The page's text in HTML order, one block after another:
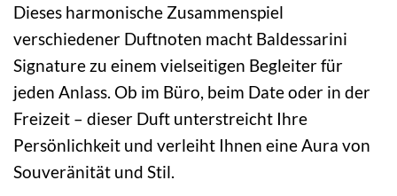
Dieses harmonische Zusammenspiel
verschiedener Duftnoten macht Baldessarini
Signature zu einem vielseitigen Begleiter für
jeden Anlass. Ob im Büro, beim Date oder in der
Freizeit – dieser Duft unterstreicht Ihre
Persönlichkeit und verleiht Ihnen eine Aura von
Souveränität und Stil.